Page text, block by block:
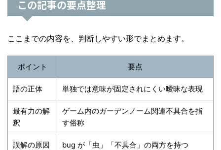
この記事の要点整理
ここまでの内容を、判断しやすい形でまとめます。
ポイント 要点
語の正体 単独では意味が固定されにくい曖昧な表現
最有力の解
釈
ゲーム内のガーデンノーム関連不具合を指
す俗称
誤解の原因 bug が「虫」「不具合」の両方を持つ